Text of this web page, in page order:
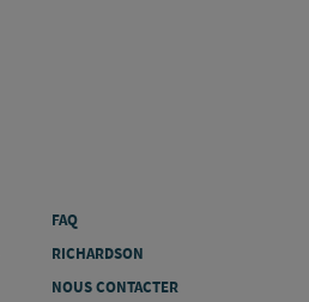
FAQ
RICHARDSON
NOUS CONTACTER